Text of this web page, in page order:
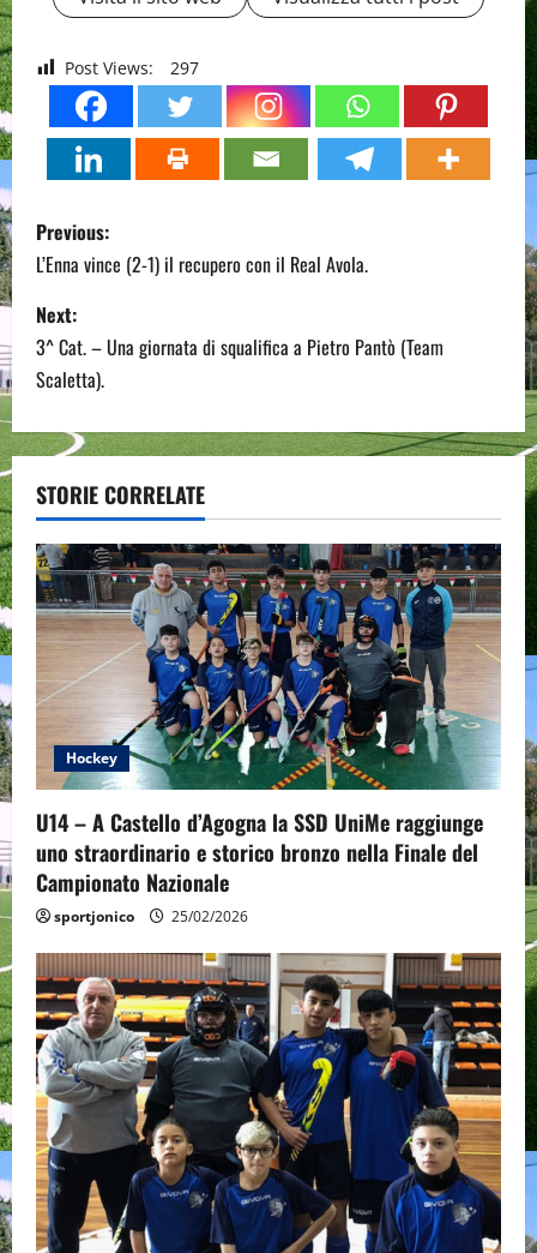
Post Views: 297
P
o
s
t
n
a
v
i
g
a
t
i
o
n
Previous:
L’Enna vince (2-1) il recupero con il Real Avola.
Next:
3^ Cat. – Una giornata di squalifica a Pietro Pantò (Team
Scaletta).
STORIE CORRELATE
Hockey
U14 – A Castello d’Agogna la SSD UniMe raggiunge
uno straordinario e storico bronzo nella Finale del
Campionato Nazionale
sportjonico 25/02/2026